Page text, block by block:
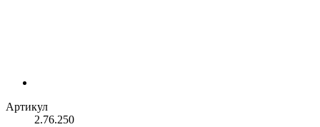
Артикул
2.76.250